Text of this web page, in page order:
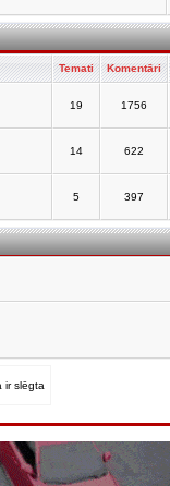
Temati Komentāri
19 1756
14 622
5 397
ir slēgta